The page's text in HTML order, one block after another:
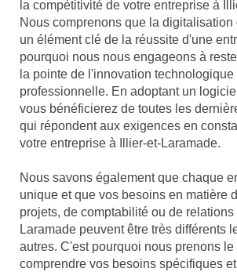
la compétitivité de votre entreprise à
Nous comprenons que la digitalisation
un élément clé de la réussite d'une
pourquoi nous nous engageons à
la pointe de l'innovation technologique
professionnelle. En adoptant un
vous bénéficierez de toutes les
qui répondent aux exigences en
votre entreprise à Illier-et-Laramade.
Nous savons également que chaque
unique et que vos besoins en matière
projets, de comptabilité ou de
Laramade peuvent être très différents
autres. C'est pourquoi nous prenons le
comprendre vos besoins spécifiques